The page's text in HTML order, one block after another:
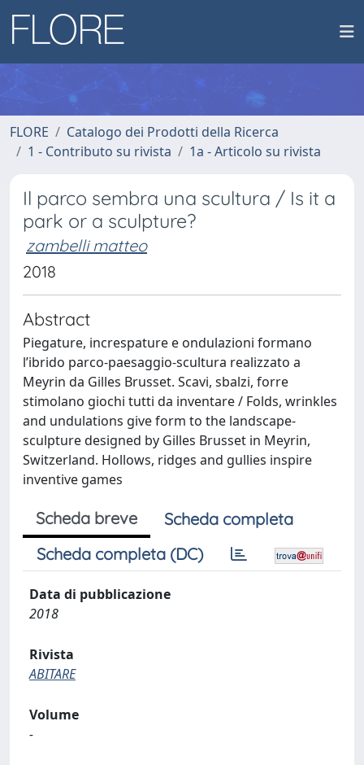
FLORE
Catalogo dei Prodotti della Ricerca
1 - Contributo su rivista
1a - Articolo su rivista
Il parco sembra una scultura / Is it a
park or a sculpture?
zambelli matteo
2018
Abstract
Piegature, increspature e ondulazioni formano
l’ibrido parco-paesaggio-scultura realizzato a
Meyrin da Gilles Brusset. Scavi, sbalzi, forre
stimolano giochi tutti da inventare / Folds, wrinkles
and undulations give form to the landscape-
sculpture designed by Gilles Brusset in Meyrin,
Switzerland. Hollows, ridges and gullies inspire
inventive games
Scheda breve
Scheda completa
Scheda completa (DC)
Data di pubblicazione
2018
Rivista
ABITARE
Volume
-